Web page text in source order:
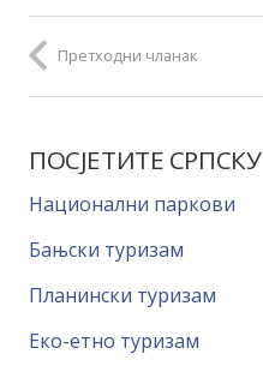
Претходни чланак
ПОСЈЕТИТЕ СРПСКУ
Национални паркови
Бањски туризам
Планински туризам
Еко-етно туризам